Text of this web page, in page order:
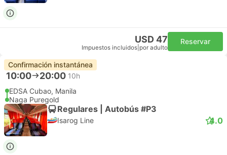
USD 47
Impuestos incluidos por adulto
Reservar
Confirmación instantánea
10:00 20:00 10h
EDSA Cubao, Manila
Naga Puregold
Regulares | Autobús #P3
Isarog Line 4.0